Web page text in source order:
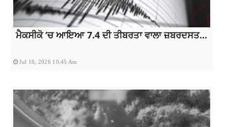
ਮੈਕਸੀਕੋ ‘ਚ ਆਇਆ 7.4 ਦੀ ਤੀਬਰਤਾ ਵਾਲਾ ਜ਼ਬਰਦਸਤ...
Jul 18, 2026 10:45 Am